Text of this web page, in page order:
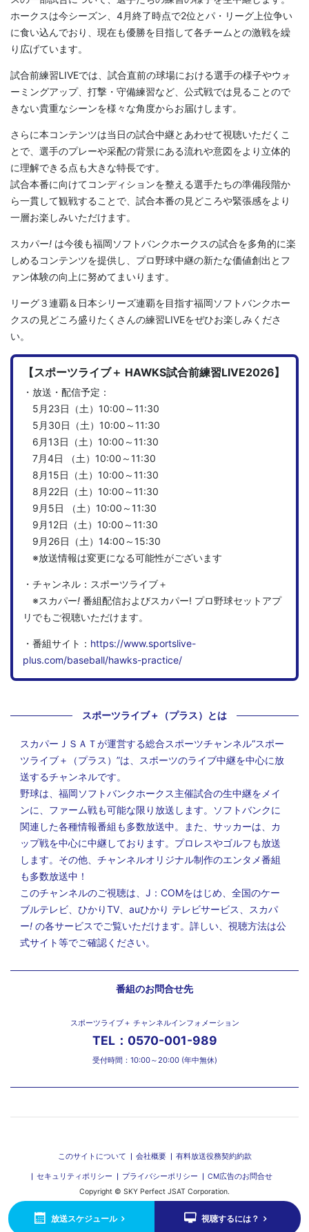
放送スケジュール 視聴するには？
ホークスは今シーズン、4月終了時点で2位とパ・リーグ上位争い
に食い込んでおり、現在も優勝を目指して各チームとの激戦を繰
り広げています。
試合前練習LIVEでは、試合直前の球場における選手の様子やウォ
ーミングアップ、打撃・守備練習など、公式戦では見ることので
きない貴重なシーンを様々な角度からお届けします。
さらに本コンテンツは当日の試合中継とあわせて視聴いただくこ
とで、選手のプレーや采配の背景にある流れや意図をより立体的
に理解できる点も大きな特長です。
試合本番に向けてコンディションを整える選手たちの準備段階か
ら一貫して観戦することで、試合本番の見どころや緊張感をより
一層お楽しみいただけます。
スカパー! は今後も福岡ソフトバンクホークスの試合を多角的に楽
しめるコンテンツを提供し、プロ野球中継の新たな価値創出とフ
ァン体験の向上に努めてまいります。
リーグ３連覇＆日本シリーズ連覇を目指す福岡ソフトバンクホー
クスの見どころ盛りたくさんの練習LIVEをぜひお楽しみくださ
い。
【スポーツライブ＋ HAWKS試合前練習LIVE2026】
・放送・配信予定：
5月23日（土）10:00～11:30
5月30日（土）10:00～11:30
6月13日（土）10:00～11:30
7月4日 （土）10:00～11:30
8月15日（土）10:00～11:30
8月22日（土）10:00～11:30
9月5日 （土）10:00～11:30
9月12日（土）10:00～11:30
9月26日（土）14:00～15:30
※放送情報は変更になる可能性がございます
・チャンネル：スポーツライブ＋
※スカパー! 番組配信およびスカパー! プロ野球セットアプ
リでもご視聴いただけます。
・番組サイト： https://www.sportslive-
plus.com/baseball/hawks-practice/
スポーツライブ＋（プラス）とは
スカパーＪＳＡＴが運営する総合スポーツチャンネル“スポー
ツライブ＋（プラス）”は、スポーツのライブ中継を中心に放
送するチャンネルです。
野球は、福岡ソフトバンクホークス主催試合の生中継をメイ
ンに、ファーム戦も可能な限り放送します。ソフトバンクに
関連した各種情報番組も多数放送中。また、サッカーは、カ
ップ戦を中心に中継しております。プロレスやゴルフも放送
します。その他、チャンネルオリジナル制作のエンタメ番組
も多数放送中！
このチャンネルのご視聴は、J：COMをはじめ、全国のケー
ブルテレビ、ひかりTV、auひかり テレビサービス、スカパ
ー! の各サービスでご覧いただけます。詳しい、視聴方法は公
式サイト等でご確認ください。
番組のお問合せ先
スポーツライブ＋ チャンネルインフォメーション
TEL：0570-001-989
受付時間：10:00～20:00 (年中無休)
このサイトについて 会社概要 有料放送役務契約約款
セキュリティポリシー プライバシーポリシー
CM広告のお問合せ
Copyright © SKY Perfect JSAT Corporation.